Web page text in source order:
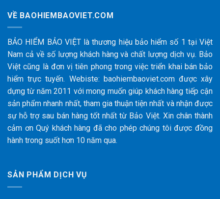
VỀ BAOHIEMBAOVIET.COM
BẢO HIỂM BẢO VIỆT là thương hiệu bảo hiểm số 1 tại Việt
Nam cả về số lượng khách hàng và chất lượng dịch vụ. Bảo
Việt cũng là đơn vị tiên phong trong việc triển khai bán bảo
hiểm trực tuyến. Webiste: baohiembaoviet.com được xây
dựng từ năm 2011 với mong muốn giúp khách hàng tiếp cận
sản phẩm nhanh nhất, tham gia thuận tiện nhất và nhận được
sự hỗ trợ sau bán hàng tốt nhất từ Bảo Việt. Xin chân thành
cảm ơn Quý khách hàng đã cho phép chúng tôi được đồng
hành trong suốt hơn 10 năm qua.
SẢN PHẨM DỊCH VỤ